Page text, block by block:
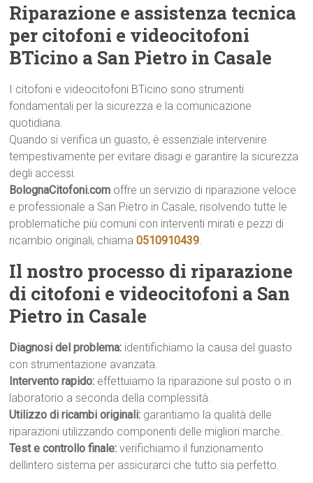
Riparazione e assistenza tecnica
per citofoni e videocitofoni
BTicino a San Pietro in Casale
I citofoni e videocitofoni BTicino sono strumenti
fondamentali per la sicurezza e la comunicazione
quotidiana.
Quando si verifica un guasto, è essenziale intervenire
tempestivamente per evitare disagi e garantire la sicurezza
degli accessi.
BolognaCitofoni.com offre un servizio di riparazione veloce
e professionale a San Pietro in Casale, risolvendo tutte le
problematiche più comuni con interventi mirati e pezzi di
ricambio originali, chiama0510910439.
Il nostro processo di riparazione
di citofoni e videocitofoni a San
Pietro in Casale
Diagnosi del problema: identifichiamo la causa del guasto
con strumentazione avanzata.
Intervento rapido: effettuiamo la riparazione sul posto o in
laboratorio a seconda della complessità.
Utilizzo di ricambi originali: garantiamo la qualità delle
riparazioni utilizzando componenti delle migliori marche.
Test e controllo finale:verifichiamo il funzionamento
dellintero sistema per assicurarci che tutto sia perfetto.